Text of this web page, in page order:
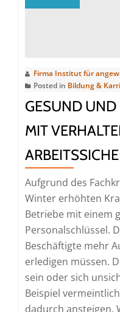
Firma Institut für
Posted in Bildung &
GESUND UND
MIT
Aufgrund des
Winter erhöhten
Betriebe mit einem
Personalschlüssel.
Beschäftigte mehr
erledigen müssen.
sein oder sich
Beispiel
dadurch ansteigen.